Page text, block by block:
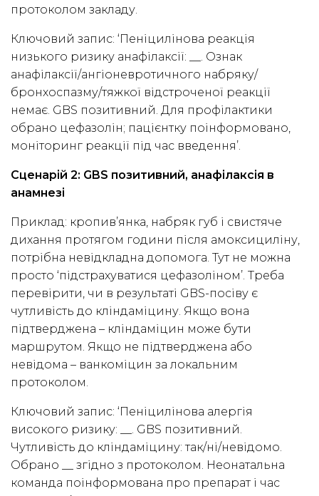
протоколом закладу.
Ключовий запис: ‘Пеніцилінова реакція
низького ризику анафілаксії: __. Ознак
анафілаксії/ангіоневротичного набряку/
бронхоспазму/тяжкої відстроченої реакції
немає. GBS позитивний. Для профілактики
обрано цефазолін; пацієнтку поінформовано,
моніторинг реакції під час введення’.
Сценарій 2: GBS позитивний, анафілаксія в
анамнезі
Приклад: кропив’янка, набряк губ і свистяче
дихання протягом години після амоксициліну,
потрібна невідкладна допомога. Тут не можна
просто ‘підстрахуватися цефазоліном’. Треба
перевірити, чи в результаті GBS-посіву є
чутливість до кліндаміцину. Якщо вона
підтверджена – кліндаміцин може бути
маршрутом. Якщо не підтверджена або
невідома – ванкоміцин за локальним
протоколом.
Ключовий запис: ‘Пеніцилінова алергія
високого ризику: __. GBS позитивний.
Чутливість до кліндаміцину: так/ні/невідомо.
Обрано __ згідно з протоколом. Неонатальна
команда поінформована про препарат і час